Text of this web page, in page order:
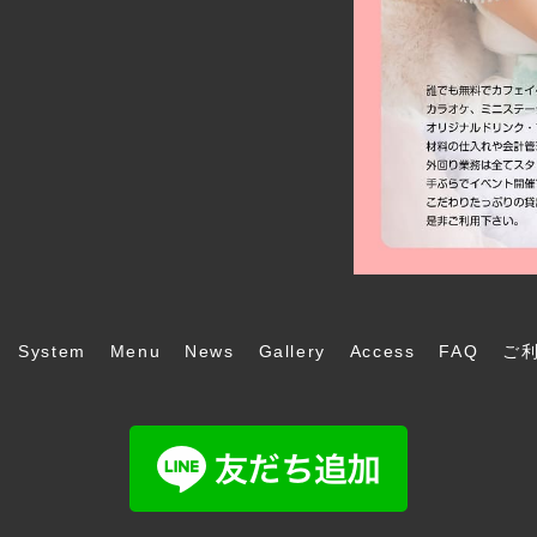
System Menu News Gallery Access FAQ ご